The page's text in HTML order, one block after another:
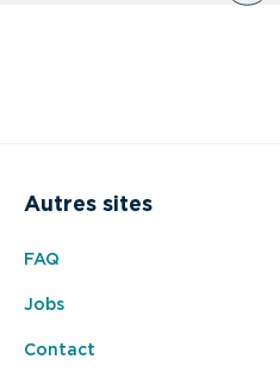
Autres sites
FAQ
Jobs
Contact